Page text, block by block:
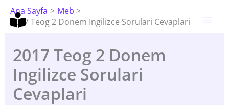
İçeriğe
Atla
Ana Sayfa
Meb
2017 Teog 2 Donem Ingilizce Sorulari Cevaplari
2017 Teog 2 Donem
Ingilizce Sorulari
Cevaplari